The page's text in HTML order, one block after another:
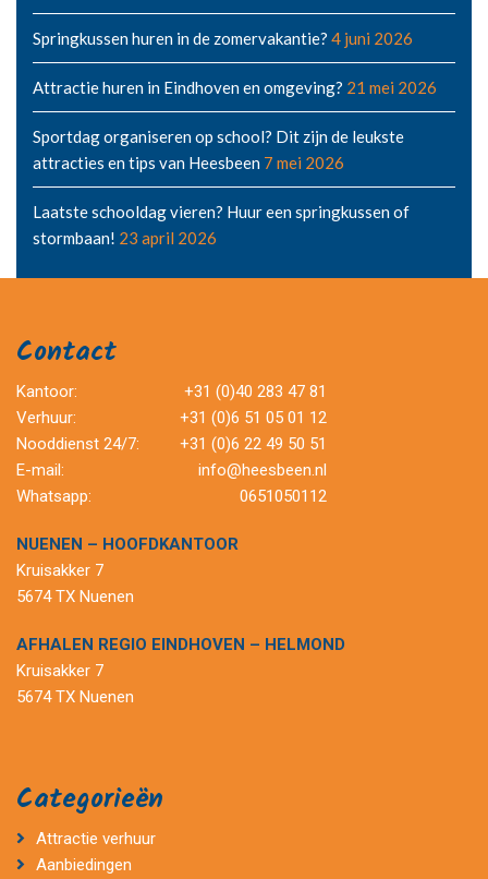
Springkussen huren in de zomervakantie? 4 juni 2026
Attractie huren in Eindhoven en omgeving? 21 mei 2026
Sportdag organiseren op school? Dit zijn de leukste
attracties en tips van Heesbeen 7 mei 2026
Laatste schooldag vieren? Huur een springkussen of
stormbaan! 23 april 2026
Contact
Kantoor:
+31 (0)40 283 47 81
Verhuur:
+31 (0)6 51 05 01 12
Nooddienst 24/7:
+31 (0)6 22 49 50 51
E-mail:
info@heesbeen.nl
Whatsapp:
0651050112
NUENEN – HOOFDKANTOOR
Kruisakker 7
5674 TX Nuenen
AFHALEN REGIO EINDHOVEN – HELMOND
Kruisakker 7
5674 TX Nuenen
Categorieën
Attractie verhuur
Aanbiedingen